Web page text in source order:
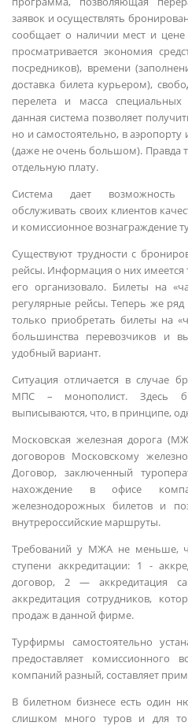
заявок и осуществлять
сообщает о наличии мест и
просматривается экономия
посредников), времени
доставка билета курьером),
перелета и масса
данная система позволяет
но и самостоятельно, в
(даже не очень большом). Правда
отдельную плату.
Система дает возможность
обслуживать своих клиентов
и комиссионное вознаграждение
Существуют трудности с
рейсы. Информация о них имеется
его организовало. Билеты на
регулярные рейсы. Теперь же ряд
только приобретать билеты на
большинства перевозчиков и
удобный вариант.
Ситуация отличается в случае
МПС – монополист. Здесь
выписываются, что, в принципе,
Московская железная дорога
договоров Московскому
Договор, заключенный
нахождение в офисе
железнодорожных билетов и
внутрероссийские маршруты.
Требований у МЖА не меньше,
ступени аккредитации: 1 -
договор, 2 — аккредитация
аккредитация сотрудников,
продаж в данной фирме.
Турфирмы самостоятельно
предоставляет комиссионного
компаний разный, составляет
В билетном бизнесе есть один
слишком много туров и для